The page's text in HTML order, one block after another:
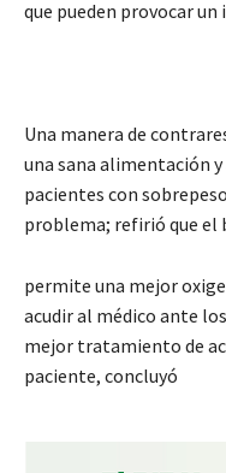
que pueden provocar
Una manera de
una sana alimentación
pacientes con
problema; refirió que el
permite una mejor
acudir al médico ante
mejor tratamiento de
paciente, concluyó